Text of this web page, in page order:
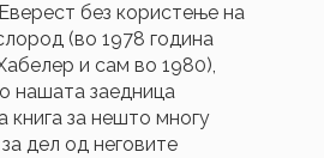
без користење на
(во 1978 година
и сам во 1980),
нашата заедница
книга за нешто многу
дел од неговите